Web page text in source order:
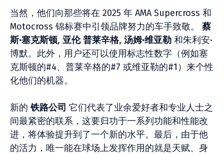
当然，他们向那些将在 2025 年 AMA Supercross 和
Motocross 锦标赛中引领品牌努力的车手致敬。 蔡
斯·塞克斯顿, 亚伦 普莱辛格, 汤姆·维亚勒 和朱利安·
博默。此外，用户还可以使用标志性数字（例如塞
克斯顿的#4、普莱辛格的#7 或维亚勒的#1）来个性
化他们的机器。
新的铁路公司 它们代表了业余爱好者和专业人士之
间最紧密的联系，这要归功于一系列功能和性能改
进，将体验提升到了一个新的水平。最后，由于他
的活力，唯一能在球场上发挥作用的就是天赋、身